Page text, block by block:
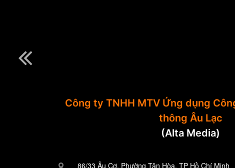
Công ty TNHH MTV Ứng dụng
thông Âu Lạc
(Alta Media)
86/33 Âu Cơ, Phường Tân Hòa, TP Hồ Chí Minh